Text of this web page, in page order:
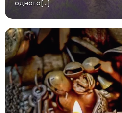
одного[...]